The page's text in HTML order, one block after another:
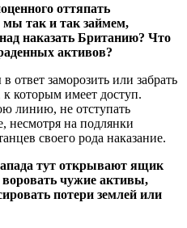
оттяпать
так и так займем,
наказать Британию? Что
активов?
заморозить или забрать
которым имеет доступ.
линию, не отступать
несмотря на подлянки
своего рода наказание.
тут открывают ящик
чужие активы,
потери землей или